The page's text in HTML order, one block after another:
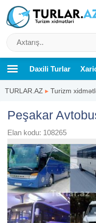
Daxili Turlar
TURLAR.AZ ▸ Turizm
Peşakar
Elan kodu: 108265